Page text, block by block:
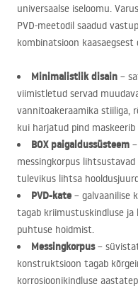
universaalse iseloomu.
PVD-meetodil saadud
kombinatsioon
Minimalistlik disain –
viimistletud servad
vannitoakeraamika stiiliga,
kui harjatud pind
BOXpaigaldussüsteem
messingkorpus
tulevikus lihtsa
PVD-kate – galvaanilise
tagab kriimustuskindluse
puhtuse hoidmist.
Messingkorpus–
konstruktsioon tagab
korrosioonikindluse